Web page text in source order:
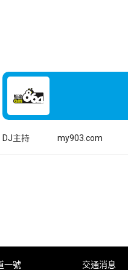
DJ主持 my903.com
一號 交通消息